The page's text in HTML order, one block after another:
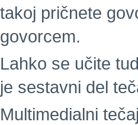
takoj pričnete
govorcem.
Lahko se učite
je sestavni del
Multimedialni